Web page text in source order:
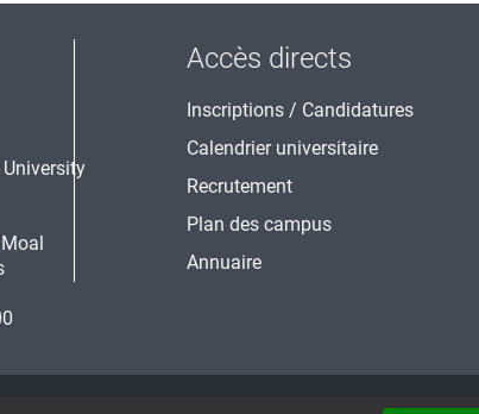
Accès directs
Inscriptions / Candidatures
Calendrier universitaire
Recrutement
Plan des campus
Annuaire